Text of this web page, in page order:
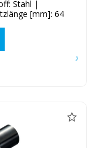
Stahl |
[mm]: 64